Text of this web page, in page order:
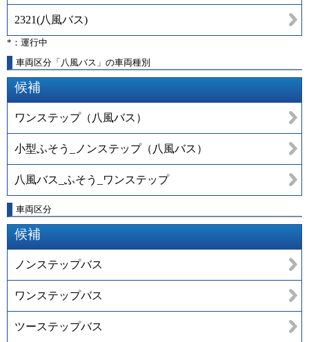
2321(八風バス)
*：運行中
車両区分「八風バス」の車両種別
候補
ワンステップ（八風バス）
小型ふそう_ノンステップ（八風バス）
八風バス_ふそう_ワンステップ
車両区分
候補
ノンステップバス
ワンステップバス
ツーステップバス